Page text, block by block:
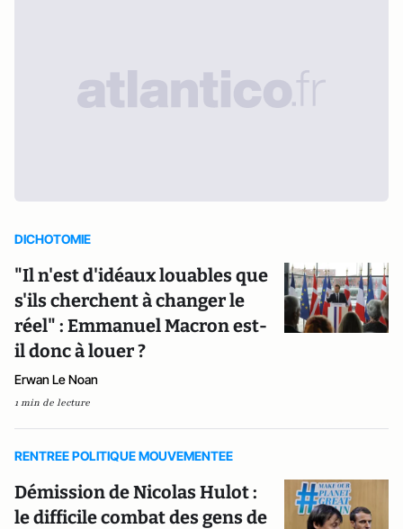
DICHOTOMIE
"​Il n'est d'idéaux louables que
s'ils cherchent à changer le
réel" : Emmanuel Macron est-
il donc à louer ?
Erwan Le Noan
1 min de lecture
RENTREE POLITIQUE MOUVEMENTEE
Démission de Nicolas Hulot :
le difficile combat des gens de